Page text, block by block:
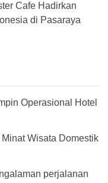
Cafe Hadirkan
di Pasaraya
Operasional Hotel
Wisata Domestik
perjalanan